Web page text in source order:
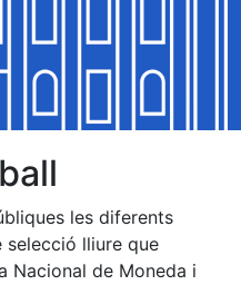
les diferents
lliure que
Nacional de Moneda i